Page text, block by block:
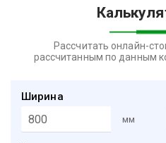
Рассчитать онлайн-
рассчитанным по данным
Ширина
мм